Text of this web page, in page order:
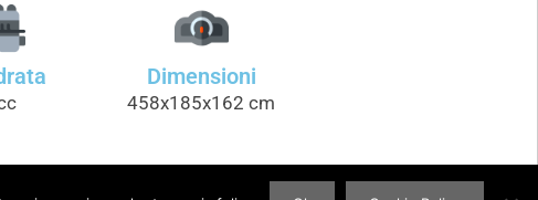
Dimensioni
458x185x162 cm